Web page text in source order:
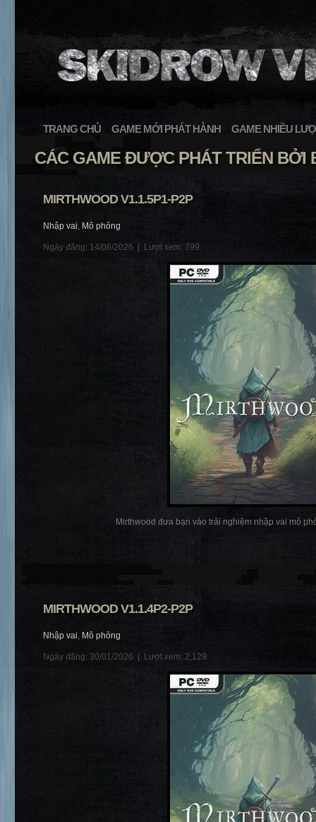
TRANG CHỦ GAME MỚI PHÁT HÀNH GAME NHIỀU
CÁC GAME ĐƯỢC PHÁT TRIỂN BỞI
MIRTHWOOD V1.1.5P1-P2P
Nhập vai, Mô phỏng
Ngày đăng: 14/06/2026 | Lượt xem: 799
Mirthwood đưa bạn vào trải nghiệm nhập vai mô
MIRTHWOOD V1.1.4P2-P2P
Nhập vai, Mô phỏng
Ngày đăng: 30/01/2026 | Lượt xem: 2,129